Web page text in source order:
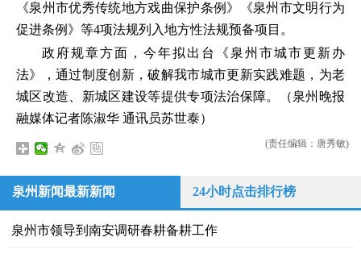
《泉州市优秀传统地方戏曲保护条例》《泉州市文明行为
促进条例》等4项法规列入地方性法规预备项目。
政府规章方面，今年拟出台《泉州市城市更新办
法》，通过制度创新，破解我市城市更新实践难题，为老
城区改造、新城区建设等提供专项法治保障。（泉州晚报
融媒体记者陈淑华 通讯员苏世泰）
(责任编辑：唐秀敏)
泉州新闻最新新闻 24小时点击排行榜
泉州市领导到南安调研春耕备耕工作